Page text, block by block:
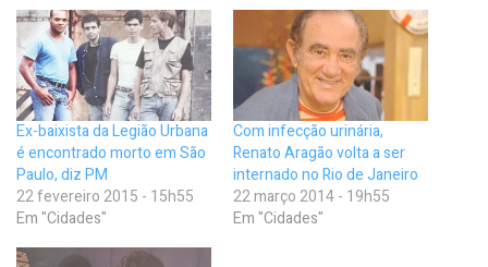
Ex-baixista da Legião Urbana
é encontrado morto em São
Paulo, diz PM
22 fevereiro 2015 - 15h55
Em "Cidades"
Com infecção urinária,
Renato Aragão volta a ser
internado no Rio de Janeiro
22 março 2014 - 19h55
Em "Cidades"